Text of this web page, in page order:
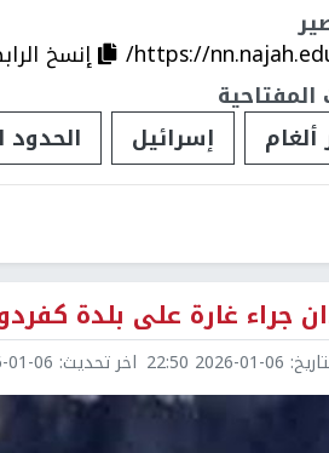
https://
إنسخ
المفتاحية
إسرائيل الحدود
جراء غارة على بلدة
2026-01-06 22:50 اخر تحديث: 06 22:50